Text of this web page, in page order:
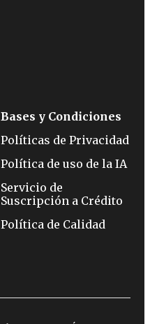
Bases y Condiciones
Políticas de Privacidad
Política de uso de la IA
Servicio de
Suscripción a Crédito
Política de Calidad